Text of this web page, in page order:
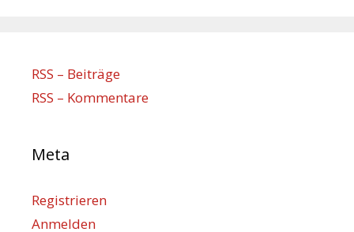
RSS – Beiträge
RSS – Kommentare
Meta
Registrieren
Anmelden